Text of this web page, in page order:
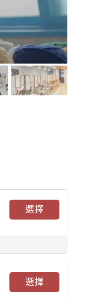
選擇
選擇